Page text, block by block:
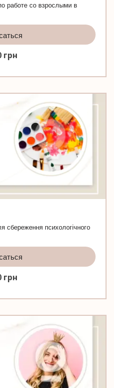
работе со взрослыми в
грн
сбереження психологічного
грн